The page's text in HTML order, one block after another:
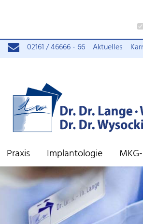
02161 / 46666 - 66 Aktuelles
Praxis Implantologie